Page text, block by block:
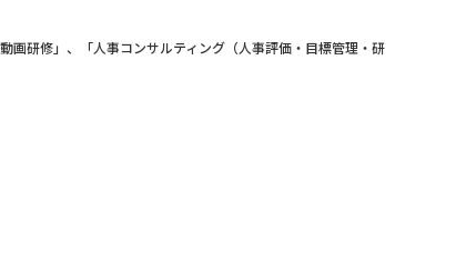
画研修」、「人事コンサルティング（人事評価・目標管理・研